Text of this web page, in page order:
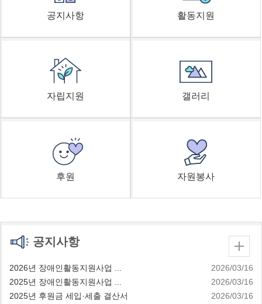
공지사항 활동지원
자립지원 갤러리
후원 자원봉사
공지사항
2026년 장애인활동지원사업 ...
2026/03/16
2025년 장애인활동지원사업 ...
2026/03/16
2025년 후원금 세입·세출 결산서
2026/03/16